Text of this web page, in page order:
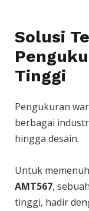
Solusi
Tinggi
Pengukuran
berbagai
hingga desain.
Untuk
AMT567,
tinggi, hadir